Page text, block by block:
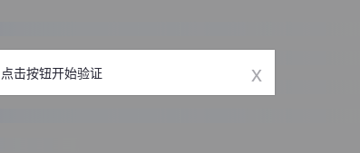
点击按钮开始验证 x